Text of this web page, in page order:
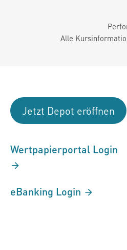
Alle
Jetzt Depot eröffnen
Wertpapierportal Login
eBanking Login